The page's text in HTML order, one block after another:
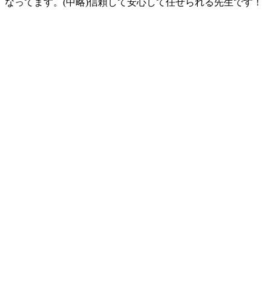
なってます。(中略)信頼して安心して任せられる先生です！